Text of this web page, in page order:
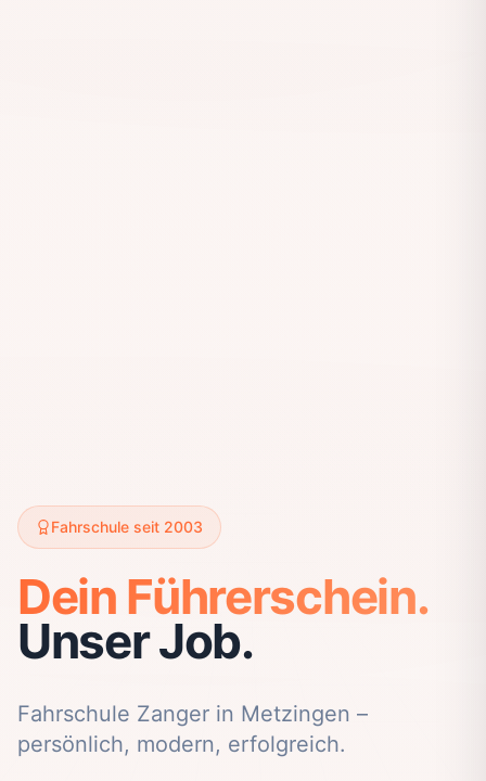
Fahrschule seit 2003
Dein Führerschein.
Unser Job.
Fahrschule Zanger in Metzingen –
persönlich, modern, erfolgreich.